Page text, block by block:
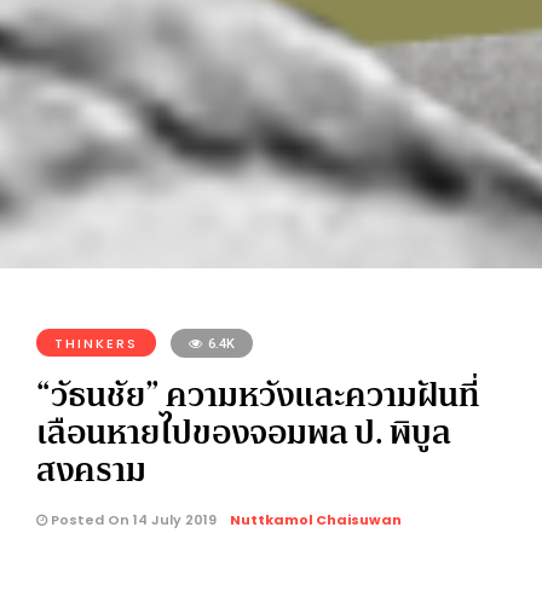
THINKERS 6.4K
“วัธนชัย” ความหวังและความฝันที่
เลือนหายไปของจอมพล ป. พิบูล
สงคราม
Posted On 14 July 2019 Nuttkamol Chaisuwan